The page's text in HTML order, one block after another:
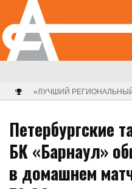
«ЛУЧШИЙ
Петербургские
БК «Барнаул»
в домашнем